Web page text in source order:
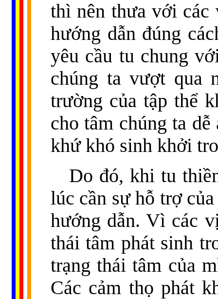
thì nên thưa với các
hướng dẫn đúng
yêu cầu tu chung
chúng ta vượt qua
trường của tập thể
cho tâm chúng ta
khứ khó sinh khởi
Do đó, khi tu
lúc cần sự hỗ trợ
hướng dẫn. Vì các
thái tâm phát sinh
trạng thái tâm của
Các cảm thọ phát